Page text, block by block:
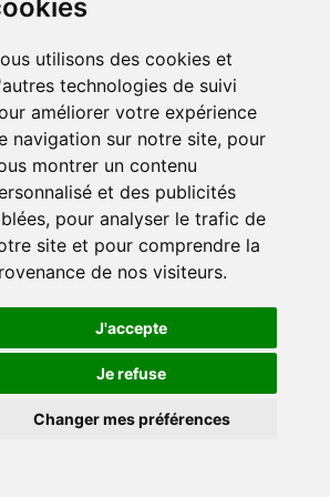
utilisons des cookies et
technologies de suivi
améliorer votre expérience
navigation sur notre site, pour
montrer un contenu
et des publicités
pour analyser le trafic de
site et pour comprendre la
de nos visiteurs.
J'accepte
Je refuse
Changer mes préférences
information)